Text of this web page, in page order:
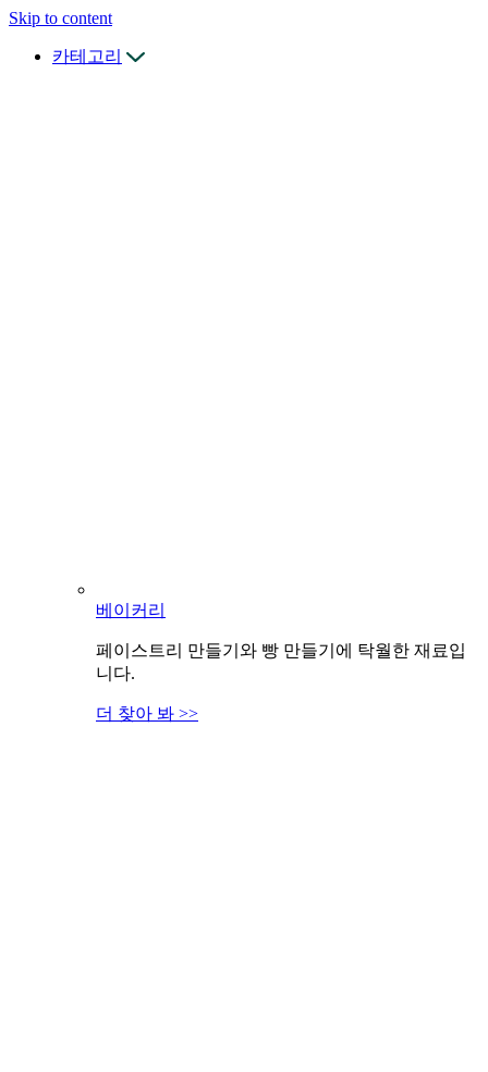
Skip to content
카테고리
베이커리
페이스트리 만들기와 빵 만들기에 탁월한 재료입
니다.
더 찾아 봐 >>